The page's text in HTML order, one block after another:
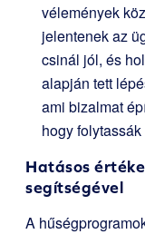
vélemények
jelentenek az
csinál jól, és
alapján tett
ami bizalmat
hogy
Hatásos
segítségével
A